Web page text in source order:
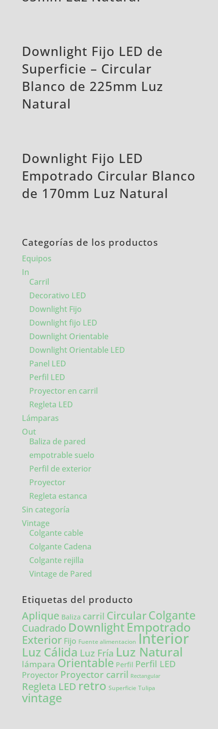
Downlight Fijo LED de
Superficie – Circular
Blanco de 225mm Luz
Natural
Downlight Fijo LED
Empotrado Circular Blanco
de 170mm Luz Natural
Categorías de los productos
Equipos
In
Carril
Decorativo LED
Downlight Fijo
Downlight fijo LED
Downlight Orientable
Downlight Orientable LED
Panel LED
Perfil LED
Proyector en carril
Regleta LED
Lámparas
Out
Baliza de pared
empotrable suelo
Perfil de exterior
Proyector
Regleta estanca
Sin categoría
Vintage
Colgante cable
Colgante Cadena
Colgante rejilla
Vintage de Pared
Etiquetas del producto
Aplique Baliza carril CircularColgante
Cuadrado DownlightEmpotrado
Exterior Fijo Fuente alimentacion Interior
Luz Cálida Luz Fría Luz Natural
lámpara Orientable Perfil Perfil LED
Proyector Proyector carril Rectangular
Regleta LED retro Superficie Tulipa
vintage